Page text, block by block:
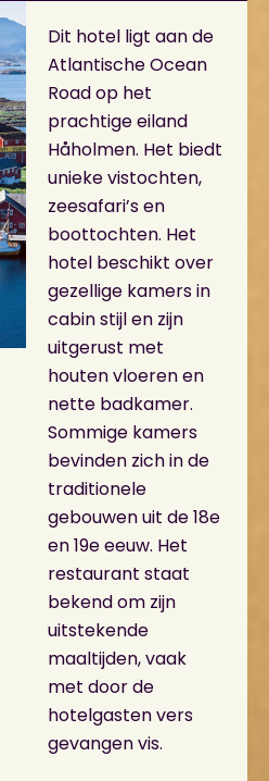
Dit hotel ligt aan de
Atlantische Ocean
Road op het
prachtige eiland
Håholmen. Het biedt
unieke vistochten,
zeesafari’s en
boottochten. Het
hotel beschikt over
gezellige kamers in
cabin stijl en zijn
uitgerust met
houten vloeren en
nette badkamer.
Sommige kamers
bevinden zich in de
traditionele
gebouwen uit de 18e
en 19e eeuw. Het
restaurant staat
bekend om zijn
uitstekende
maaltijden, vaak
met door de
hotelgasten vers
gevangen vis.